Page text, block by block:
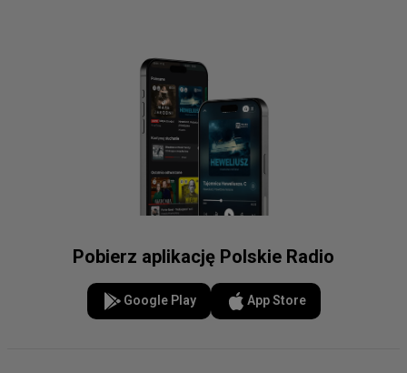
Pobierz aplikację Polskie Radio
Google Play App Store